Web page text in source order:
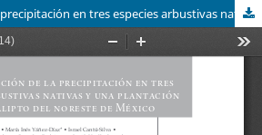
Redistribución de la precipitación en tres especies arbustivas nativas y una plantación de eucalipto del noreste de México